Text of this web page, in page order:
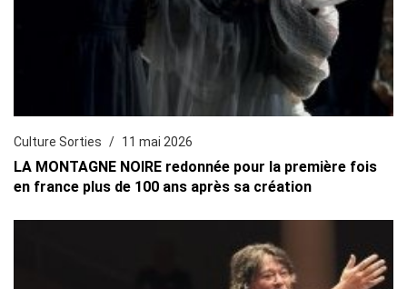
Culture Sorties 11 mai 2026
LA MONTAGNE NOIRE redonnée pour la première fois
en france plus de 100 ans après sa création